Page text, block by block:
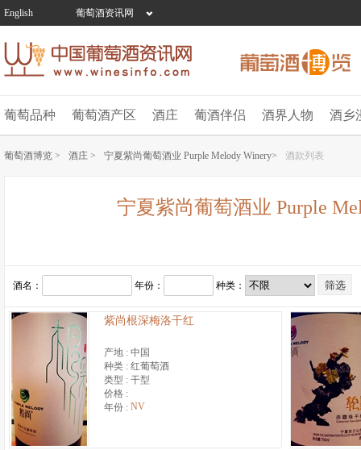
English 葡萄酒资讯网
葡萄品种 葡萄酒产区 酒庄 葡酒伴侣 酒界人物 酒乡
葡萄酒博览 > 酒庄 > 宁夏紫尚葡萄酒业 Purple Melody Winery> 酒款列表
宁夏紫尚葡萄酒业 Purple
酒名： 年份： 种类：
紫尚根深梅洛干红
产地 : 中国
种类 : 红葡萄酒
类型 : 干型
价格 :
年份 : NV